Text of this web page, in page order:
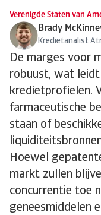
Verenigde Staten van
Brady
Kredietanalist
De marges voor
robuust, wat
kredietprofielen.
farmaceutische
staan of
Hoewel
markt zullen
concurrentie toe
geneesmiddelen